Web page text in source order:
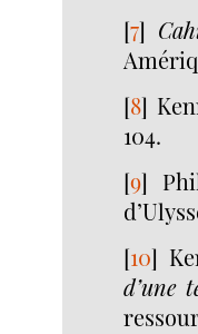
[7]
[8]
104.
[9]
[10]
d’une